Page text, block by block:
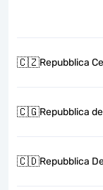
🇨🇿Repubblica
🇨🇬Repubblica
🇨🇩Repubblica